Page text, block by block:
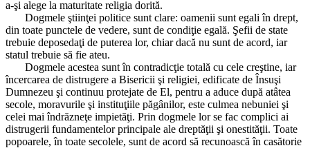
a-şi alege la maturitate religia dorită.
Dogmele ştiinţei politice sunt clare: oamenii sunt egali în drept,
din toate punctele de vedere, sunt de condiţie egală. Şefii de state
trebuie deposedaţi de puterea lor, chiar dacă nu sunt de acord, iar
statul trebuie să fie ateu.
Dogmele acestea sunt în contradicţie totală cu cele creştine, iar
încercarea de distrugere a Bisericii şi religiei, edificate de Însuşi
Dumnezeu şi continuu protejate de El, pentru a aduce după atâtea
secole, moravurile şi instituţiile păgânilor, este culmea nebuniei şi
celei mai îndrăzneţe impietăţi. Prin dogmele lor se fac complici ai
distrugerii fundamentelor principale ale dreptăţii şi onestităţii. Toate
popoarele, în toate secolele, sunt de acord să recunoască în casătorie